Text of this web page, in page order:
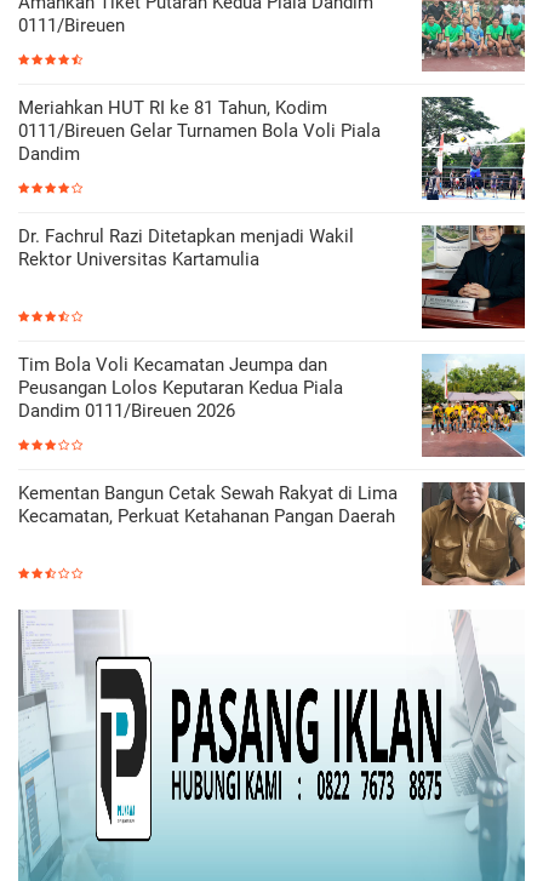
0111/Bireuen
Meriahkan HUT RI ke 81 Tahun, Kodim
0111/Bireuen Gelar Turnamen Bola Voli Piala
Dandim
Dr. Fachrul Razi Ditetapkan menjadi Wakil
Rektor Universitas Kartamulia
Tim Bola Voli Kecamatan Jeumpa dan
Peusangan Lolos Keputaran Kedua Piala
Dandim 0111/Bireuen 2026
Kementan Bangun Cetak Sewah Rakyat di Lima
Kecamatan, Perkuat Ketahanan Pangan Daerah